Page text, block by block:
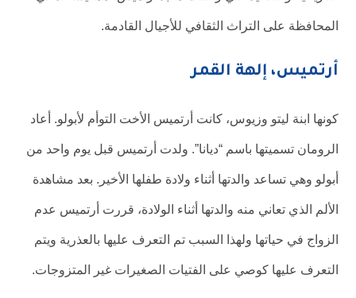
المحافظة على التراث الثقافي للأجيال القادمة.
أرتميس، إلهة القمر
كونها ابنة ليتو وزيوس، كانت أرتميس الأخت التوأم لأبولو. أعاد
الرومان تسميتها باسم “ديانا”. ولدت أرتميس قبل يوم واحد من
أبولو وهي تساعد والدتها أثناء ولادة طفلها الأخير. بعد مشاهدة
الألم الذي تعاني منه والدتها أثناء الولادة، قررت أرتميس عدم
الزواج في حياتها ولهذا السبب تم التعرف عليها بالعذرية ويتم
التعرف عليها كوصي على الفتيات الصغيرات غير المتزوجات.